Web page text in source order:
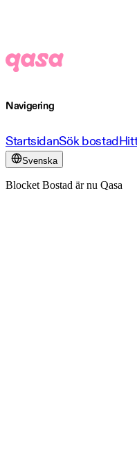
Navigering
StartsidanSök bostad
Svenska
Blocket Bostad är nu Qasa